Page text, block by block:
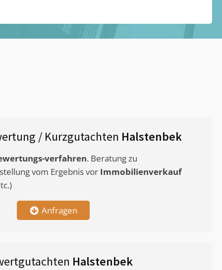
/ Kurzgutachten Halstenbek
verfahren. Beratung zu
vom Ergebnis vor Immobilienverkauf
Anfragen
Halstenbek